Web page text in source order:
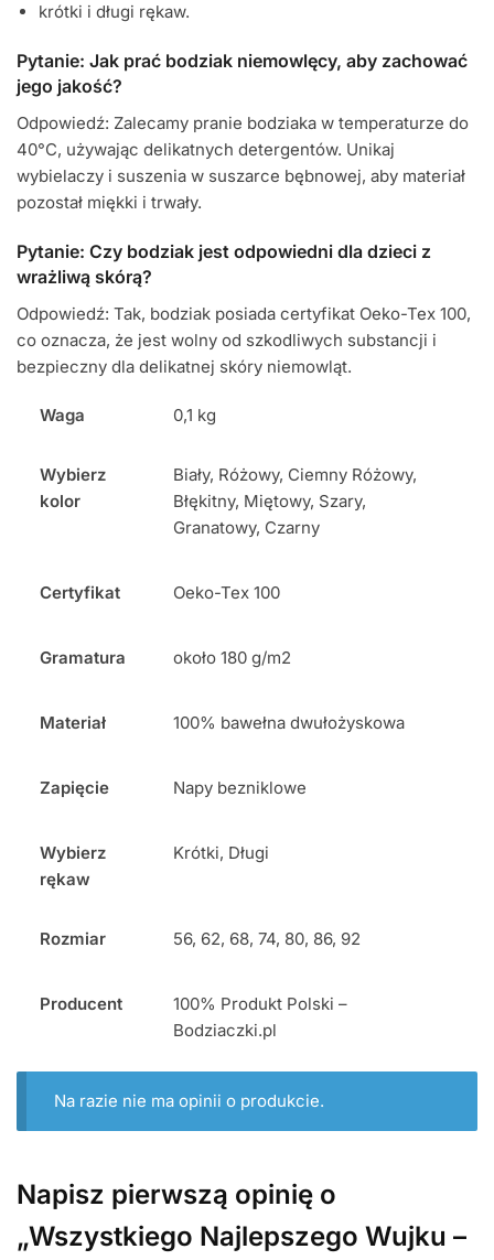
krótki i długi rękaw.
Pytanie: Jak prać bodziak niemowlęcy, aby zachować
jego jakość?
Odpowiedź: Zalecamy pranie bodziaka w temperaturze do
40°C, używając delikatnych detergentów. Unikaj
wybielaczy i suszenia w suszarce bębnowej, aby materiał
pozostał miękki i trwały.
Pytanie: Czy bodziak jest odpowiedni dla dzieci z
wrażliwą skórą?
Odpowiedź: Tak, bodziak posiada certyfikat Oeko-Tex 100,
co oznacza, że jest wolny od szkodliwych substancji i
bezpieczny dla delikatnej skóry niemowląt.
Waga 0,1 kg
Wybierz
kolor
Biały, Różowy, Ciemny Różowy,
Błękitny, Miętowy, Szary,
Granatowy, Czarny
Certyfikat Oeko-Tex 100
Gramatura około 180 g/m2
Materiał 100% bawełna dwułożyskowa
Zapięcie Napy bezniklowe
Wybierz
rękaw
Krótki, Długi
Rozmiar 56, 62, 68, 74, 80, 86, 92
Producent
100% Produkt Polski –
Bodziaczki.pl
Na razie nie ma opinii o produkcie.
Napisz pierwszą opinię o
„Wszystkiego Najlepszego Wujku –